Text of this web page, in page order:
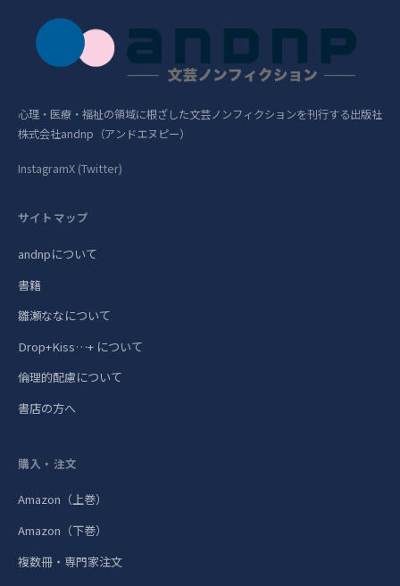
心理・医療・福祉の領域に根ざした文芸ノンフィクションを刊行する出版社
株式会社andnp（アンドエヌピー）
InstagramX (Twitter)
サイトマップ
andnpについて
書籍
雛瀬ななについて
Drop+Kiss…+ について
倫理的配慮について
書店の方へ
購入・注文
Amazon（上巻）
Amazon（下巻）
複数冊・専門家注文